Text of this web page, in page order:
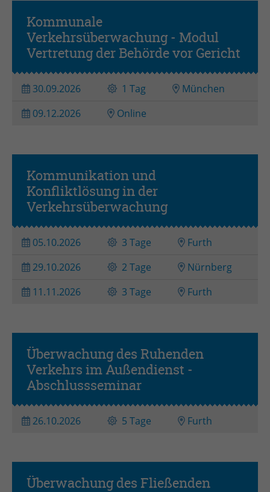
Kommunale
Verkehrsüberwachung - Modul
Vertretung der Behörde vor Gericht
30.09.2026 1 Tag
München
09.12.2026
Online
Kommunikation und
Konfliktlösung in der
Verkehrsüberwachung
05.10.2026 3 Tage
Furth
29.10.2026
2 Tage
Nürnberg
11.11.2026
3 Tage Furth
Überwachung des Ruhenden
Verkehrs im Außendienst -
Abschlussseminar
26.10.2026 5 Tage Furth
Überwachung des Fließenden
Anbieter TYPO3
Laufzeit Session
Zweck Login geschlossener Bereich
Name be_lastLoginProvider
Anbieter TYPO3
Zweck Admin-Login Redaktionssystem
Name be_typo3_user
Anbieter
Laufzeit Session
Zweck Admin-Login Redaktionssystem
Anbieter PHP
Laufzeit Session
Zweck Betrieb TYPO3